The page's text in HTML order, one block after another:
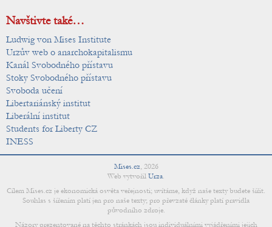
Navštivte také…
Ludwig von Mises Institute
Urzův web o anarchokapitalismu
Kanál Svobodného přístavu
Stoky Svobodného přístavu
Svoboda učení
Libertariánský institut
Liberální institut
Students for Liberty CZ
INESS
Mises.cz, 2026
Web vytvořil Urza.
Cílem Mises.cz je ekonomická osvěta veřejnosti; uvítáme, když naše texty budete šířit.
Souhlas s šířením platí jen pro naše texty; pro převzaté články platí pravidla
původního zdroje.
Názory prezentované na těchto stránkách jsou individuálními vyjádřeními jejich